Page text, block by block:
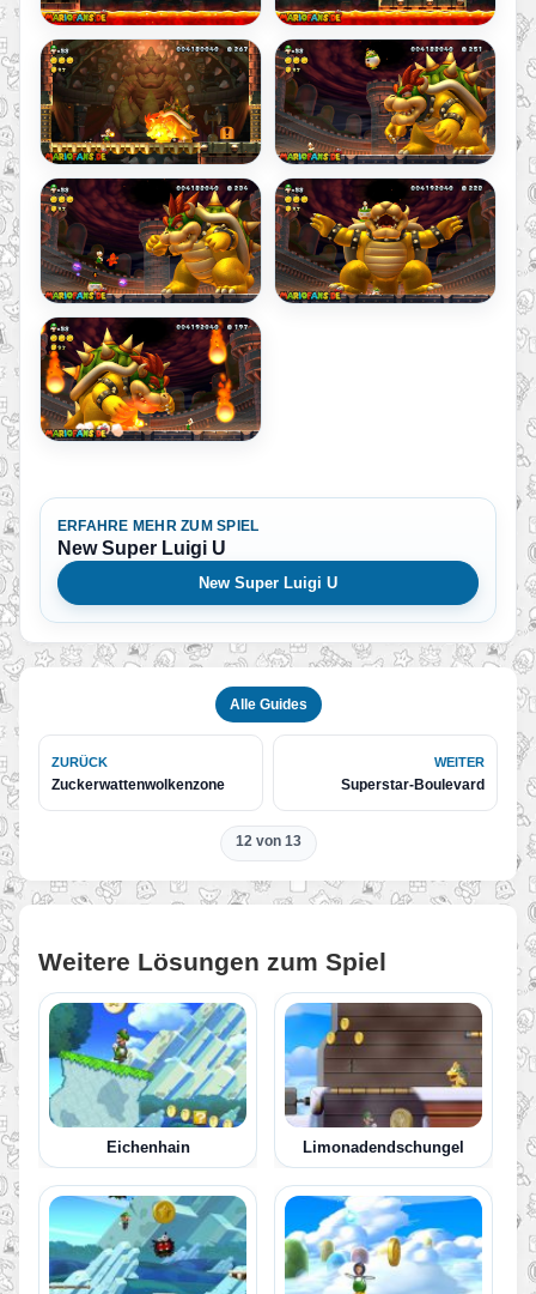
ERFAHRE MEHR ZUM SPIEL
New Super Luigi U
New Super Luigi U
Alle Guides
ZURÜCK
Zuckerwattenwolkenzone
WEITER
Superstar-Boulevard
12 von 13
Weitere Lösungen zum Spiel
Eichenhain Limonadendschungel